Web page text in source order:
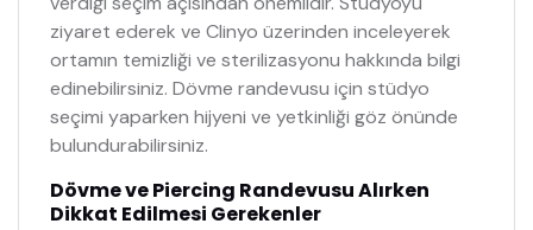
ziyaret ederek ve Clinyo üzerinden inceleyerek
ortamın temizliği ve sterilizasyonu hakkında bilgi
edinebilirsiniz. Dövme randevusu için stüdyo
seçimi yaparken hijyeni ve yetkinliği göz önünde
bulundurabilirsiniz.
Dövme ve Piercing Randevusu Alırken
Dikkat Edilmesi Gerekenler